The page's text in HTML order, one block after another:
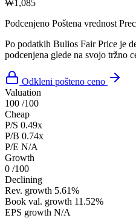
₩1,085
Podcenjeno Poštena vrednost
Po podatkih Bulios Fair Price je
podcenjena glede na svojo tržno
Odkleni pošteno ceno
Valuation
100 /100
Cheap
P/S 0.49x
P/B 0.74x
P/E N/A
Growth
0 /100
Declining
Rev. growth 5.61%
Book val. growth 11.52%
EPS growth N/A